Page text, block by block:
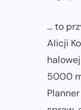
… to
Alicji
5000